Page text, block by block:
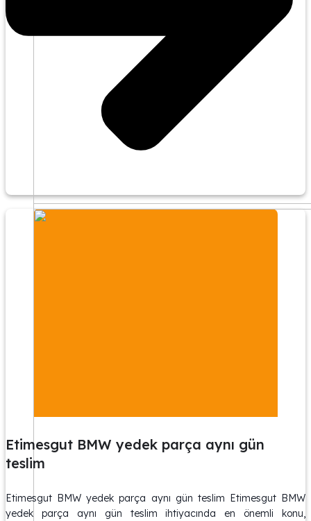
Etimesgut BMW yedek parça aynı gün
teslim
Etimesgut BMW yedek parça aynı gün teslim Etimesgut BMW
yedek parça aynı gün teslim ihtiyacında en önemli konu,